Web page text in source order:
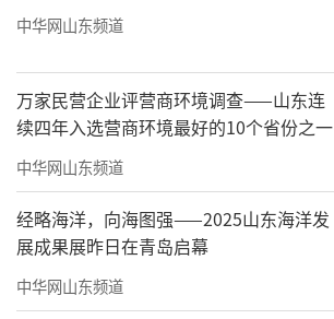
（来源：威海发布
中华网山东频道
万家民营企业评营商环境调查——山东连
续四年入选营商环境最好的10个省份之一
中华网山东频道
经略海洋，向海图强——2025山东海洋发
展成果展昨日在青岛启幕
中华网山东频道